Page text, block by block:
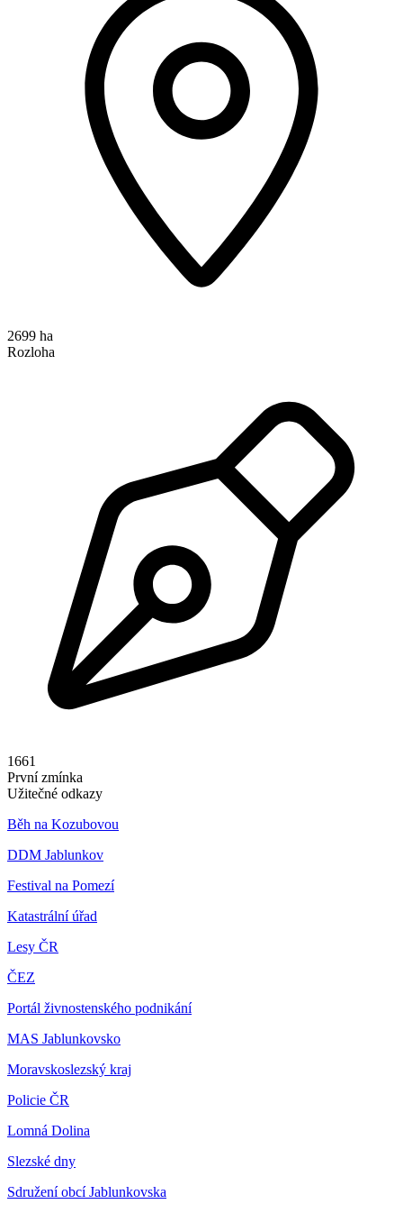
2699 ha
Rozloha
1661
První zmínka
Užitečné odkazy
Běh na Kozubovou
DDM Jablunkov
Festival na Pomezí
Katastrální úřad
Lesy ČR
ČEZ
Portál živnostenského podnikání
MAS Jablunkovsko
Moravskoslezský kraj
Policie ČR
Lomná Dolina
Slezské dny
Sdružení obcí Jablunkovska